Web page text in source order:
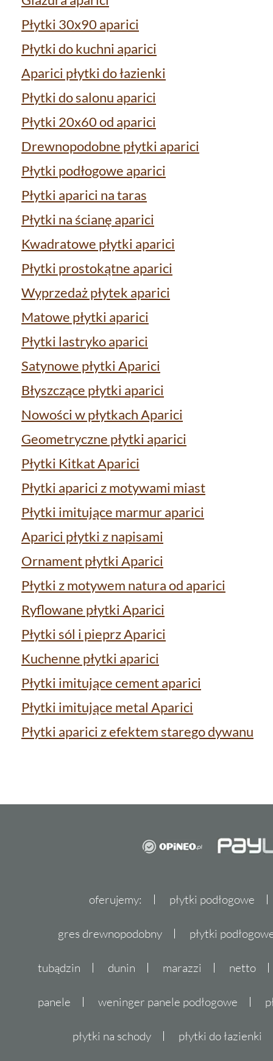
Płytki 30x90 aparici
Płytki do kuchni aparici
Aparici płytki do łazienki
Płytki do salonu aparici
Płytki 20x60 od aparici
Drewnopodobne płytki aparici
Płytki podłogowe aparici
Płytki aparici na taras
Płytki na ścianę aparici
Kwadratowe płytki aparici
Płytki prostokątne aparici
Wyprzedaż płytek aparici
Matowe płytki aparici
Płytki lastryko aparici
Satynowe płytki Aparici
Błyszczące płytki aparici
Nowości w płytkach Aparici
Geometryczne płytki aparici
Płytki Kitkat Aparici
Płytki aparici z motywami miast
Płytki imitujące marmur aparici
Aparici płytki z napisami
Ornament płytki Aparici
Płytki z motywem natura od aparici
Ryflowane płytki Aparici
Płytki sól i pieprz Aparici
Kuchenne płytki aparici
Płytki imitujące cement aparici
Płytki imitujące metal Aparici
Płytki aparici z efektem starego dywanu
oferujemy: płytki podłogowe
gres drewnopodobny płytki
tubądzin dunin marazzi netto
panele weninger panele podłogowe
płytki na schody płytki do łazienki